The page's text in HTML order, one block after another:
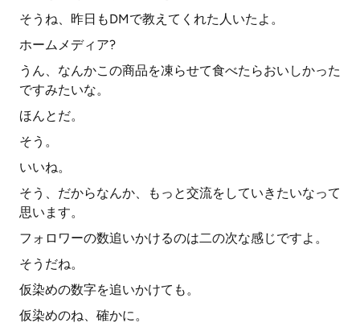
そうね、昨日もDMで教えてくれた人いたよ。
ホームメディア?
うん、なんかこの商品を凍らせて食べたらおいしかった
ですみたいな。
ほんとだ。
そう。
いいね。
そう、だからなんか、もっと交流をしていきたいなって
思います。
フォロワーの数追いかけるのは二の次な感じですよ。
そうだね。
仮染めの数字を追いかけても。
仮染めのね、確かに。